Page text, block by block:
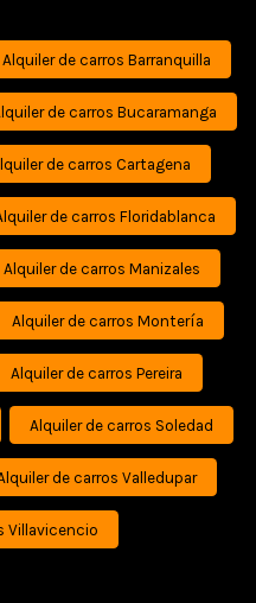
Alquiler de carros Barranquilla
de carros Bucaramanga
de carros Cartagena
de carros Floridablanca
Alquiler de carros Manizales
Alquiler de carros Montería
Alquiler de carros Pereira
Alquiler de carros Soledad
de carros Valledupar
Villavicencio